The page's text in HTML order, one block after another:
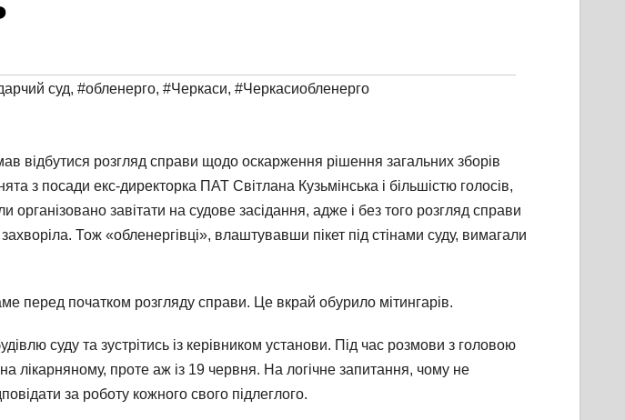
суд, #обленерго, #Черкаси, #Черкасиобленерго
відбутися розгляд справи щодо оскарження рішення загальних зборів
з посади екс-директорка ПАТ Світлана Кузьмінська і більшістю голосів,
завітати на судове засідання, адже і без того розгляд справи
Тож «обленергівці», влаштувавши пікет під стінами суду, вимагали
перед початком розгляду справи. Це вкрай обурило мітингарів.
суду та зустрітись із керівником установи. Під час розмови з головою
проте аж із 19 червня. На логічне запитання, чому не
за роботу кожного свого підлеглого.